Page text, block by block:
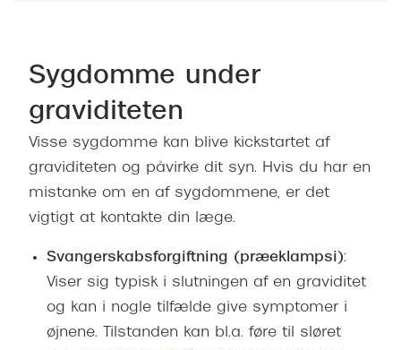
Sygdomme under
graviditeten
Visse sygdomme kan blive kickstartet af
graviditeten og påvirke dit syn. Hvis du har en
mistanke om en af sygdommene, er det
vigtigt at kontakte din læge.
Svangerskabsforgiftning (præeklampsi):
Viser sig typisk i slutningen af en graviditet
og kan i nogle tilfælde give symptomer i
øjnene. Tilstanden kan bl.a. føre til sløret